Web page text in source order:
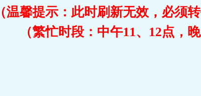
（温馨提示：此时刷新无效，必须
（繁忙时段：中午11、12点，